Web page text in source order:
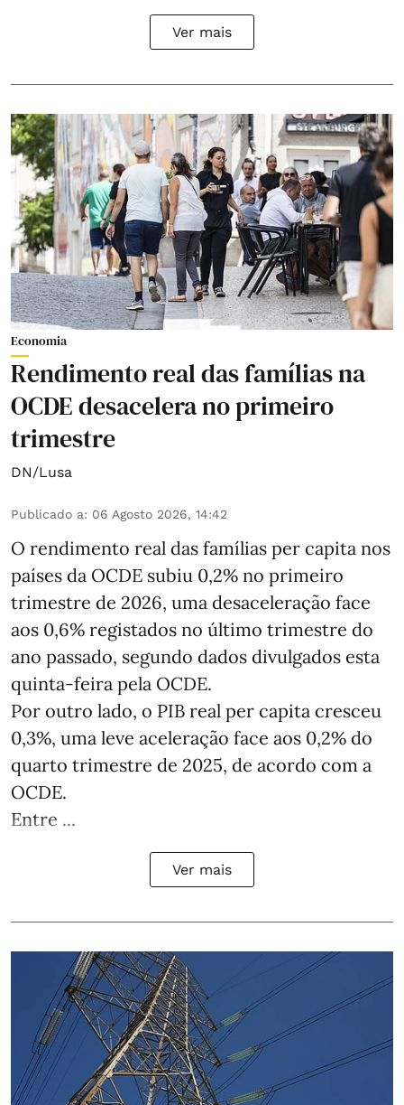
Ver mais
Economia
Rendimento real das famílias na
OCDE desacelera no primeiro
trimestre
DN/Lusa
Publicado a: 06 Agosto 2026, 14:42
O rendimento real das famílias per capita nos
países da OCDE subiu 0,2% no primeiro
trimestre de 2026, uma desaceleração face
aos 0,6% registados no último trimestre do
ano passado, segundo dados divulgados esta
quinta-feira pela OCDE.
Por outro lado, o PIB real per capita cresceu
0,3%, uma leve aceleração face aos 0,2% do
quarto trimestre de 2025, de acordo com a
OCDE.
Entre ...
Ver mais